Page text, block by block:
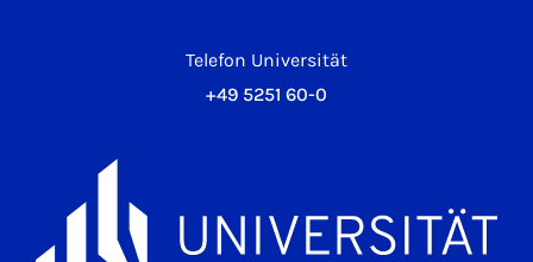
Telefon Universität
+49 5251 60-0